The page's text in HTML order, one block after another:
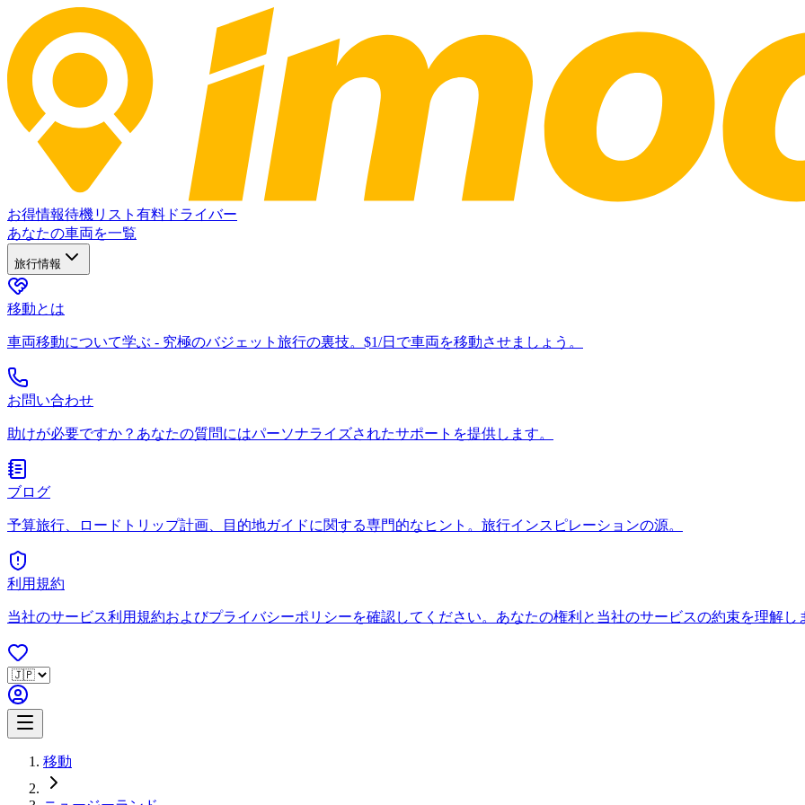
お得情報待機リスト 有料ドライバー
あなたの車両を一覧
旅行情報
移動とは
車両移動について学ぶ - 究極のバジェット旅行の裏技。$1/日で車両を移動させましょう。
お問い合わせ
助けが必要ですか？あなたの質問にはパーソナライズされたサポートを提供します。
ブログ
予算旅行、ロードトリップ計画、目的地ガイドに関する専門的なヒント。旅行インスピレーションの源。
利用規約
当社のサービス利用規約およびプライバシーポリシーを確認してください。あなたの権利と当社のサービスの約束を理解し
移動